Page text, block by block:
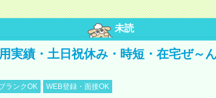
未読
実績・土日祝休み・時短・在宅ぜ～
ランクOK WEB登録・面接OK